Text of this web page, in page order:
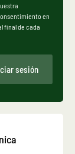
en
final de cada
sesión